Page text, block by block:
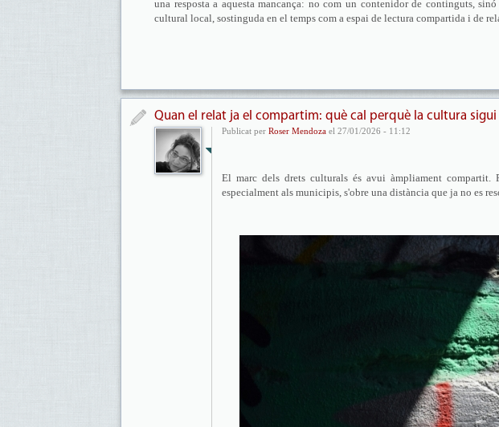
una resposta a aquesta mancança: no com un contenidor de continguts,
cultural local, sostinguda en el temps com a espai de lectura compartida i de
Quan el relat ja el compartim: què cal perquè la cultura
Publicat per Roser Mendoza el 27/01/2026 - 11:12
El marc dels drets culturals és avui àmpliament
especialment als municipis, s'obre una distància que ja no es